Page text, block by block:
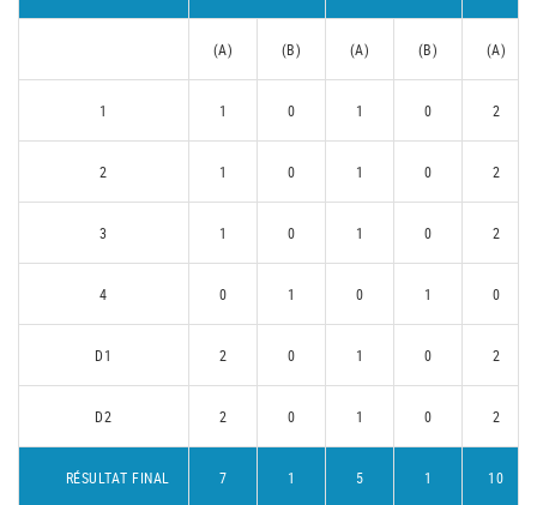
(A) (B) (A) (B) (A)
1 1 0 1 0 2
2 1 0 1 0 2
3 1 0 1 0 2
4 0 1 0 1 0
D1 2 0 1 0 2
D2 2 0 1 0 2
RÉSULTAT FINAL 7 1 5 1 10